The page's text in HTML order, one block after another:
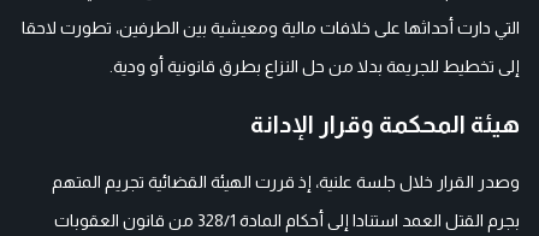
التي دارت أحداثها على خلافات مالية ومعيشية بين الطرفين، تطورت لاحقا
إلى تخطيط للجريمة بدلا من حل النزاع بطرق قانونية أو ودية.
هيئة المحكمة وقرار الإدانة
وصدر القرار خلال جلسة علنية، إذ قررت الهيئة القضائية تجريم المتهم
بجرم القتل العمد استنادا إلى أحكام المادة 328/1 من قانون العقوبات